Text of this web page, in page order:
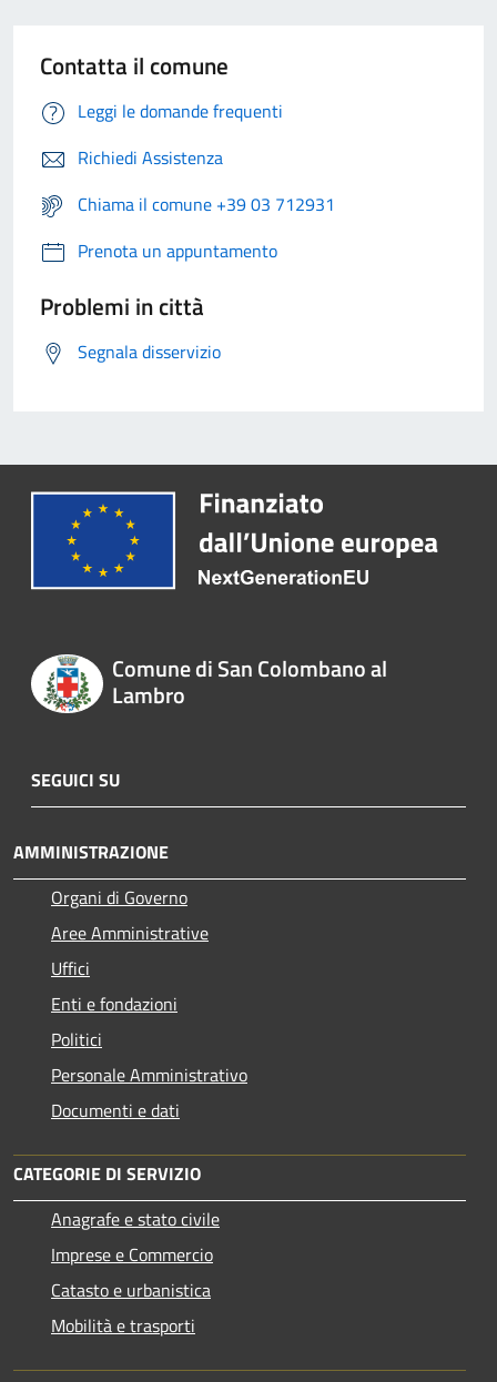
Contatta il comune
Leggi le domande frequenti
Richiedi Assistenza
Chiama il comune +39 03 712931
Prenota un appuntamento
Problemi in città
Segnala disservizio
Comune di San Colombano al
Lambro
SEGUICI SU
AMMINISTRAZIONE
Organi di Governo
Aree Amministrative
Uffici
Enti e fondazioni
Politici
Personale Amministrativo
Documenti e dati
CATEGORIE DI SERVIZIO
Anagrafe e stato civile
Imprese e Commercio
Catasto e urbanistica
Mobilità e trasporti